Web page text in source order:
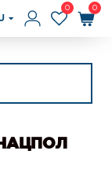
0 0